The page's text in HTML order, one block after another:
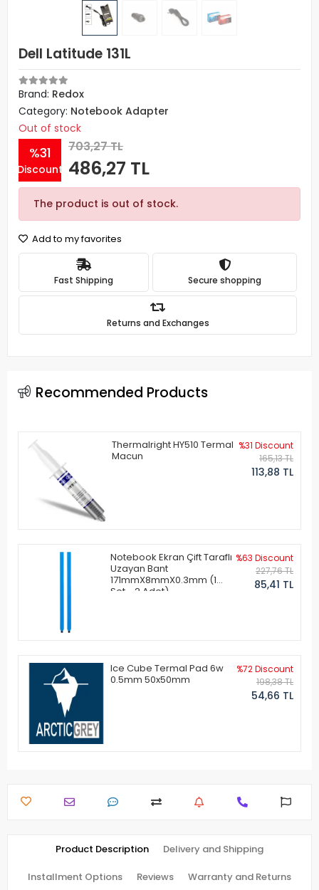
Dell Latitude 131L
Brand: Redox
Category: Notebook Adapter
Out of stock
%31
Discount
703,27 TL
486,27 TL
The product is out of stock.
Add to my favorites
Fast Shipping Secure shopping
Returns and Exchanges
Recommended Products
Thermalright HY510 Termal
Macun
%31 Discount
165,13 TL
113,88 TL
Notebook Ekran Çift Taraflı
Uzayan Bant
171mmX8mmX0.3mm (1
Set - 2 Adet)
%63 Discount
227,76 TL
85,41 TL
Ice Cube Termal Pad 6w
0.5mm 50x50mm
%72 Discount
198,38 TL
54,66 TL
Product Description Delivery and Shipping
Installment Options Reviews Warranty and Returns